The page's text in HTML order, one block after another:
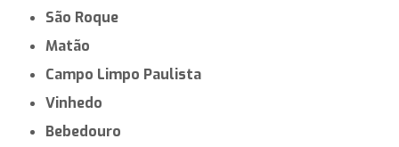
São Roque
Matão
Campo Limpo Paulista
Vinhedo
Bebedouro